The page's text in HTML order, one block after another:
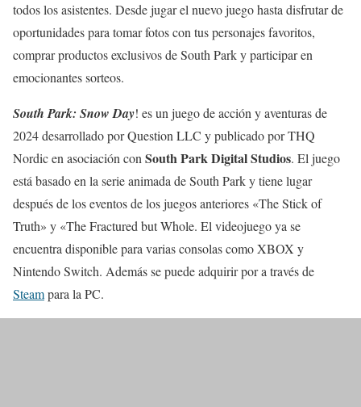
todos los asistentes. Desde jugar el nuevo juego hasta disfrutar de
oportunidades para tomar fotos con tus personajes favoritos,
comprar productos exclusivos de South Park y participar en
emocionantes sorteos.
South Park: Snow Day! es un juego de acción y aventuras de
2024 desarrollado por Question LLC y publicado por THQ
Nordic en asociación con South Park Digital Studios. El juego
está basado en la serie animada de South Park y tiene lugar
después de los eventos de los juegos anteriores «The Stick of
Truth» y «The Fractured but Whole. El videojuego ya se
encuentra disponible para varias consolas como XBOX y
Nintendo Switch. Además se puede adquirir por a través de
Steampara la PC.